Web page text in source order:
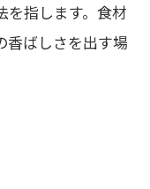
を指します。食材
香ばしさを出す場